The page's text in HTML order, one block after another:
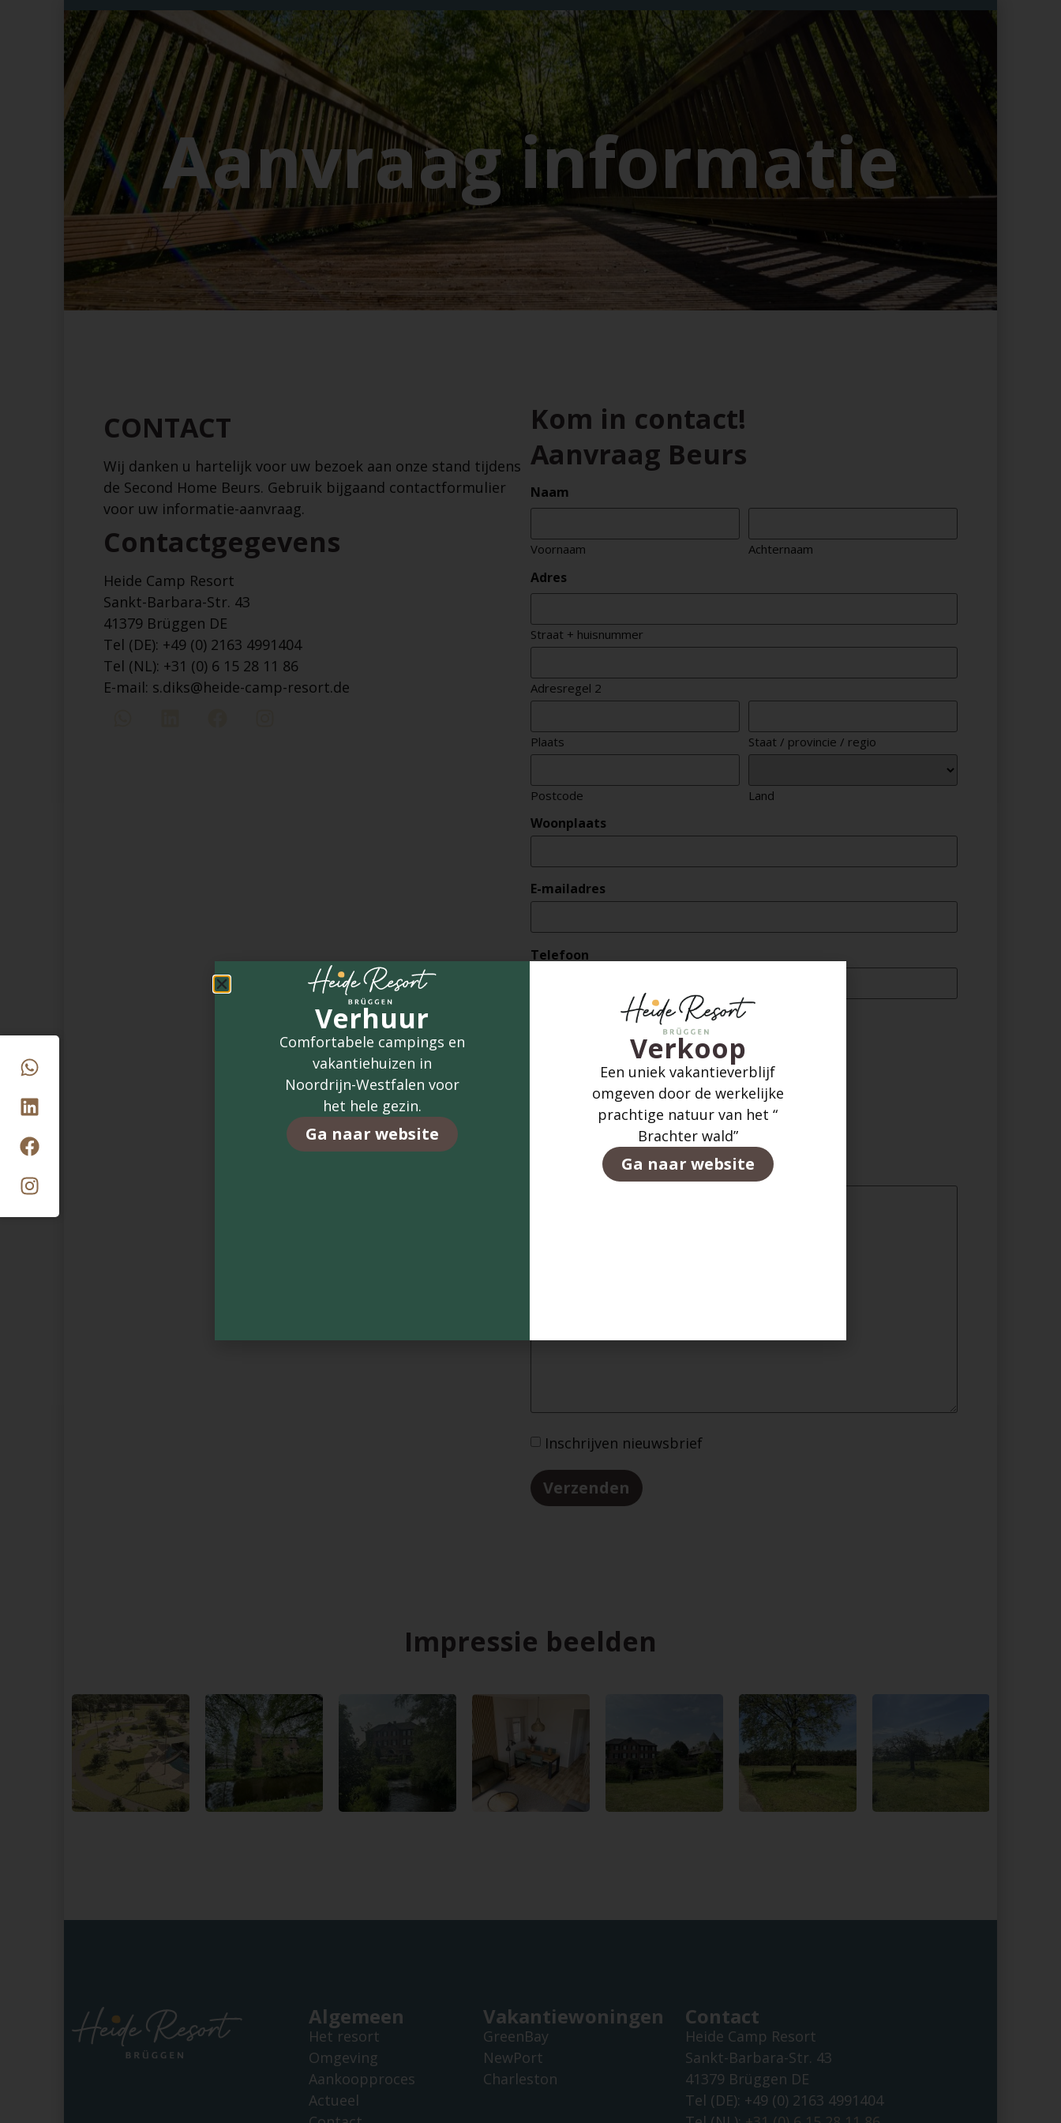
Vakantiewoning Het resort De omgeving Beleef en geniet
Het aankoopproces
Actueel
Contact
Ons
aanbod
Aanvraag informatie
CONTACT
Wij danken u hartelijk voor uw bezoek aan onze stand tijdens
de Second Home Beurs. Gebruik bijgaand contactformulier
voor uw informatie-aanvraag.
Contactgegevens
Heide Camp Resort
Sankt-Barbara-Str. 43
41379 Brüggen DE
Tel (DE): +49 (0) 2163 4991404
Tel (NL): +31 (0) 6 15 28 11 86
E-mail: s.diks@heide-camp-resort.de
Kom in contact!
Aanvraag Beurs
Naam
Voornaam Achternaam
Adres
Straat + huisnummer
Adresregel 2
Plaats Staat / provincie / regio
Postcode Land
Woonplaats
E-mailadres
Telefoon
Waar kunnen we u mee van dienst zijn?
Mailen brochure
Aanvraag prognose Verhuur
Afspraak bezichtiging/ adviesgesprek
Alles selecteren
Uw bericht (optioneel)
Einwilligung
Inschrijven nieuwsbrief
Impressie beelden
Algemeen
Het resort
Omgeving
Aankoopproces
Actueel
Vakantiewoningen
GreenBay
NewPort
Charleston
Contact
Heide Camp Resort
Sankt-Barbara-Str. 43
41379 Brüggen DE
Tel (DE): +49 (0) 2163 4991404
Verhuur
Comfortabele campings en
vakantiehuizen in
Noordrijn-Westfalen voor
het hele gezin.
Ga naar website
Verkoop
Een uniek vakantieverblijf
omgeven door de werkelijke
prachtige natuur van het “
Brachter wald”
Ga naar website